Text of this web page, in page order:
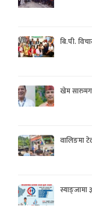
बि.पी.
खेम
वालिङमा